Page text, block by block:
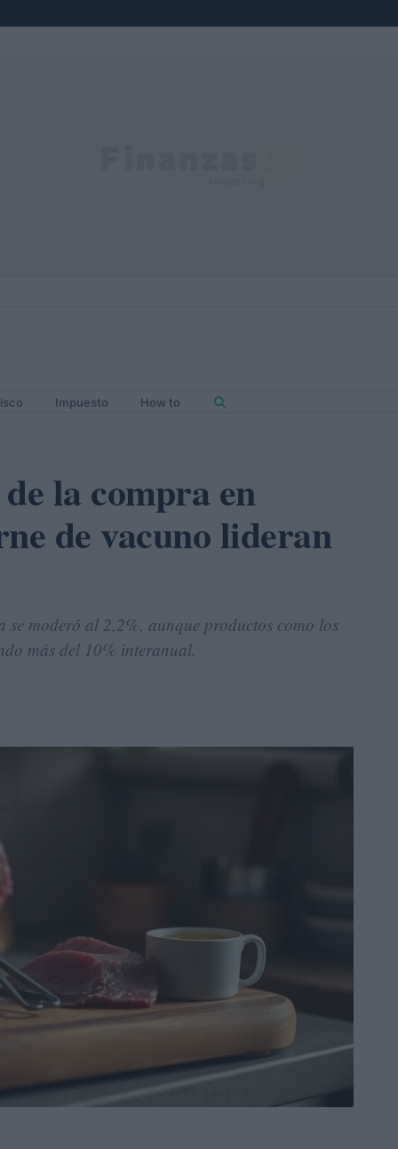
Impuesto How to
la compra en
de vacuno lideran
moderó al 2,2%, aunque productos como los
más del 10% interanual.